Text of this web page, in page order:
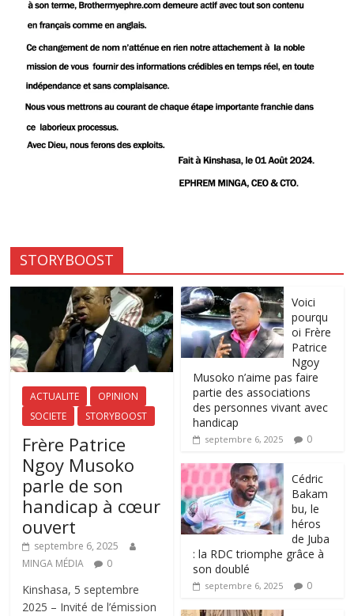
STORYBOOST
ACTUALITE
OPINION
SOCIETE
STORYBOOST
Frère Patrice
Ngoy Musoko
parle de son
handicap à cœur
ouvert
septembre 6, 2025
MINGA MÉDIA
0
Kinshasa, 5 septembre
2025 – Invité de l’émission
Voici
pourqu
oi Frère
Patrice
Ngoy
Musoko n’aime pas faire
partie des associations
des personnes vivant avec
handicap
septembre 6, 2025 0
‎Cédric
Bakam
bu, le
héros
de Juba
: la RDC triomphe grâce à
son doublé
septembre 6, 2025 0